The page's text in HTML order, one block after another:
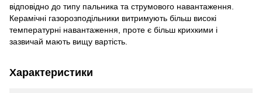
відповідно до типу пальника та струмового навантаження.
Керамічні газорозподільники витримують більш високі
температурні навантаження, проте є більш крихкими і
зазвичай мають вищу вартість.
Характеристики